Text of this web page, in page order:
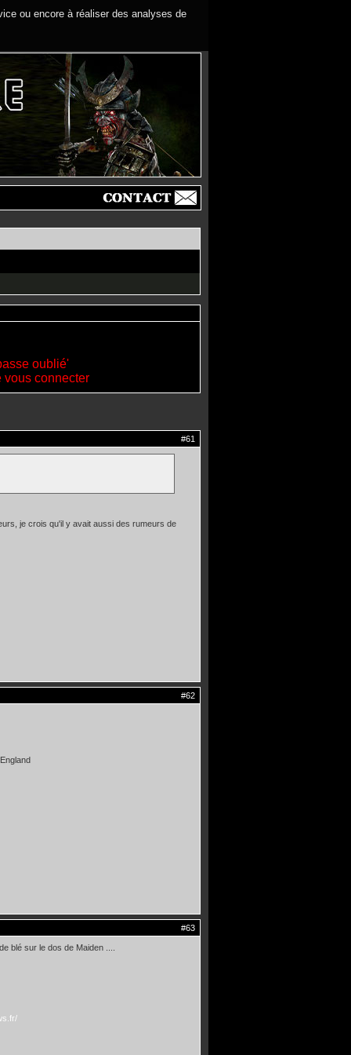
ou encore à réaliser des analyses de
oublié'
vous connecter
#61
je crois qu'il y avait aussi des rumeurs de
#62
#63
blé sur le dos de Maiden ....